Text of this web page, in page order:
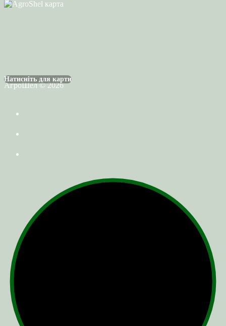
Натисніть для карти
АгроШел © 2026